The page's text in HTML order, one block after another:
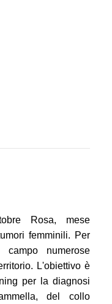
Rosa, mese
femminili. Per
campo numerose
L'obiettivo è
per la diagnosi
del collo